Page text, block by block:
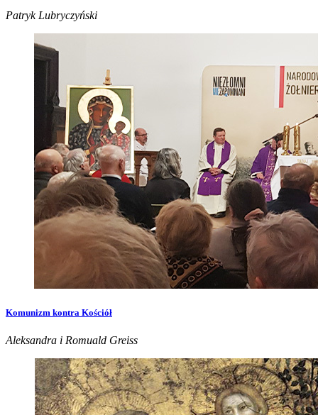
Patryk Lubryczyński
Komunizm kontra Kościół
Aleksandra i Romuald Greiss